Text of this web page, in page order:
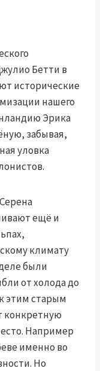
Бетти в
исторические
нашего
Эрика
забывая,
уловка
ещё и
климату
были
от холода до
этим старым
конкретную
Например
именно во
Но